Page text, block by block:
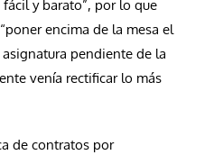
y barato”, por lo que
encima de la mesa el
pendiente de la
venía rectificar lo más
de contratos por